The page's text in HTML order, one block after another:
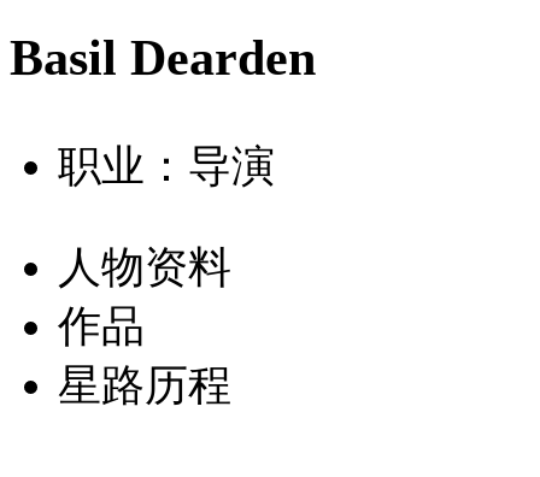
Basil Dearden
职业：导演
人物资料
作品
星路历程